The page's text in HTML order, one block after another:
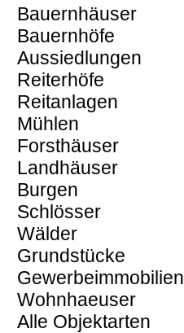
Bauernhäuser
Bauernhöfe
Aussiedlungen
Reiterhöfe
Reitanlagen
Mühlen
Forsthäuser
Landhäuser
Burgen
Schlösser
Wälder
Grundstücke
Gewerbeimmobilien
Wohnhaeuser
Alle Objektarten